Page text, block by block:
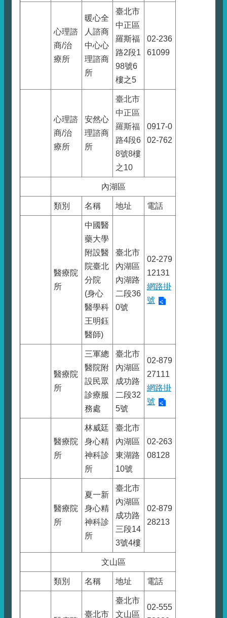
心理諮
商/治
療所
暖心全
人諮商
中心心
理諮商
所
臺北市
中正區
羅斯福
路2段1
98號6
樓之5
02-236
61099
心理諮
商/治
療所
安然心
理諮商
所
臺北市
中正區
羅斯福
路4段6
8號8樓
之10
0917-0
02-762
內湖區
類別 名稱 地址 電話
醫療院
所
中國醫
藥大學
附設醫
院臺北
分院
(身心
醫學科
王明鈺
醫師)
臺北市
內湖區
內湖路
二段36
0號
02-279
12131
網路掛
號
醫療院
所
三軍總
醫院附
設民眾
診療服
務處
臺北市
內湖區
成功路
二段32
5號
02-879
27111
網路掛
號
醫療院
所
林威廷
身心精
神科診
所
臺北市
內湖區
東湖路
10號
02-263
08128
醫療院
所
夏一新
身心精
神科診
所
臺北市
內湖區
成功路
三段14
3號4樓
02-879
28213
文山區
類別 名稱 地址 電話
臺北市
臺北市
文山區
02-555